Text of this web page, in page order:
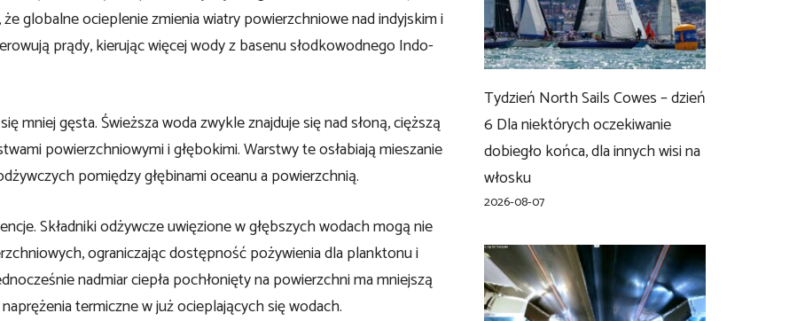
globalne ocieplenie zmienia wiatry powierzchniowe nad indyjskim i
prądy, kierując więcej wody z basenu słodkowodnego Indo-
mniej gęsta. Świeższa woda zwykle znajduje się nad słoną, cięższą
powierzchniowymi i głębokimi. Warstwy te osłabiają mieszanie
pomiędzy głębinami oceanu a powierzchnią.
Składniki odżywcze uwięzione w głębszych wodach mogą nie
ograniczając dostępność pożywienia dla planktonu i
nadmiar ciepła pochłonięty na powierzchni ma mniejszą
termiczne w już ocieplających się wodach.
Tydzień North Sails Cowes – dzień
6 Dla niektórych oczekiwanie
dobiegło końca, dla innych wisi na
włosku
2026-08-07